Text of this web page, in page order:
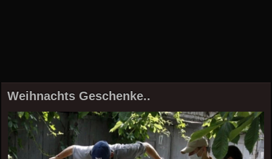
Weihnachts Geschenke..